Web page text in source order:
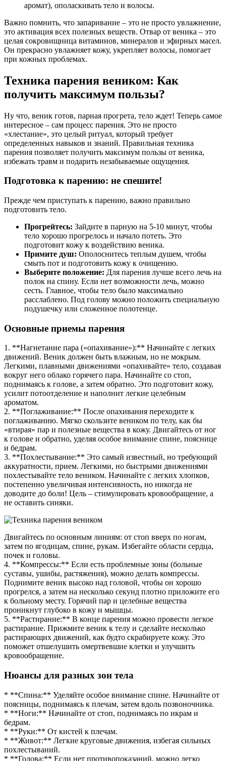
аромат), ополаскивать тело и волосы.
Важно помнить, что запаривание – это не просто увлажнение,
это активация всех полезных веществ. Отвар от веника – это
целая сокровищница витаминов, минералов и эфирных масел.
Он прекрасно увлажняет кожу, укрепляет волосы, помогает
при кожных проблемах.
Техника парения веником: Как
получить максимум пользы?
Ну что, веник готов, парная прогрета, тело ждет! Теперь самое
интересное – сам процесс парения. Это не просто
«хлестание», это целый ритуал, который требует
определенных навыков и знаний. Правильная техника
парения позволяет получить максимум пользы от веника,
избежать травм и подарить незабываемые ощущения.
Подготовка к парению: не спешите!
Прежде чем приступать к парению, важно правильно
подготовить тело.
Прогрейтесь: Зайдите в парную на 5-10 минут, чтобы
тело хорошо прогрелось и начало потеть. Это
подготовит кожу к воздействию веника.
Примите душ: Ополоснитесь теплым душем, чтобы
смыть пот и подготовить кожу к очищению.
Выберите положение: Для парения лучше всего лечь на
полок на спину. Если нет возможности лечь, можно
сесть. Главное, чтобы тело было максимально
расслаблено. Под голову можно положить специальную
подушечку или сложенное полотенце.
Основные приемы парения
1. **Нагнетание пара («опахивание»):** Начинайте с легких
движений. Веник должен быть влажным, но не мокрым.
Легкими, плавными движениями «опахивайте» тело, создавая
вокруг него облако горячего пара. Начинайте со стоп,
поднимаясь к голове, а затем обратно. Это подготовит кожу,
усилит потоотделение и наполнит легкие целебным
ароматом.
2. **Поглаживание:** После опахивания переходите к
поглаживанию. Мягко скользите веником по телу, как бы
«втирая» пар и полезные вещества в кожу. Двигайтесь от ног
к голове и обратно, уделяя особое внимание спине, пояснице
и бедрам.
3. **Похлестывание:** Это самый известный, но требующий
аккуратности, прием. Легкими, но быстрыми движениями
похлестывайте тело веником. Начинайте с легких хлопков,
постепенно увеличивая интенсивность, но никогда не
доводите до боли! Цель – стимулировать кровообращение, а
не оставить синяки.
Двигайтесь по основным линиям: от стоп вверх по ногам,
затем по ягодицам, спине, рукам. Избегайте области сердца,
почек и головы.
4. **Компрессы:** Если есть проблемные зоны (больные
суставы, ушибы, растяжения), можно делать компрессы.
Поднимите веник высоко над головой, чтобы он хорошо
прогрелся, а затем на несколько секунд плотно приложите его
к больному месту. Горячий пар и целебные вещества
проникнут глубоко в кожу и мышцы.
5. **Растирание:** В конце парения можно провести легкое
растирание. Прижмите веник к телу и сделайте несколько
растирающих движений, как будто скрабируете кожу. Это
поможет отшелушить омертвевшие клетки и улучшить
кровообращение.
Нюансы для разных зон тела
* **Спина:** Уделяйте особое внимание спине. Начинайте от
поясницы, поднимаясь к плечам, затем вдоль позвоночника.
* **Ноги:** Начинайте от стоп, поднимаясь по икрам и
бедрам.
* **Руки:** От кистей к плечам.
* **Живот:** Легкие круговые движения, избегая сильных
похлестываний.
* **Голова:** Если нет противопоказаний, можно легко